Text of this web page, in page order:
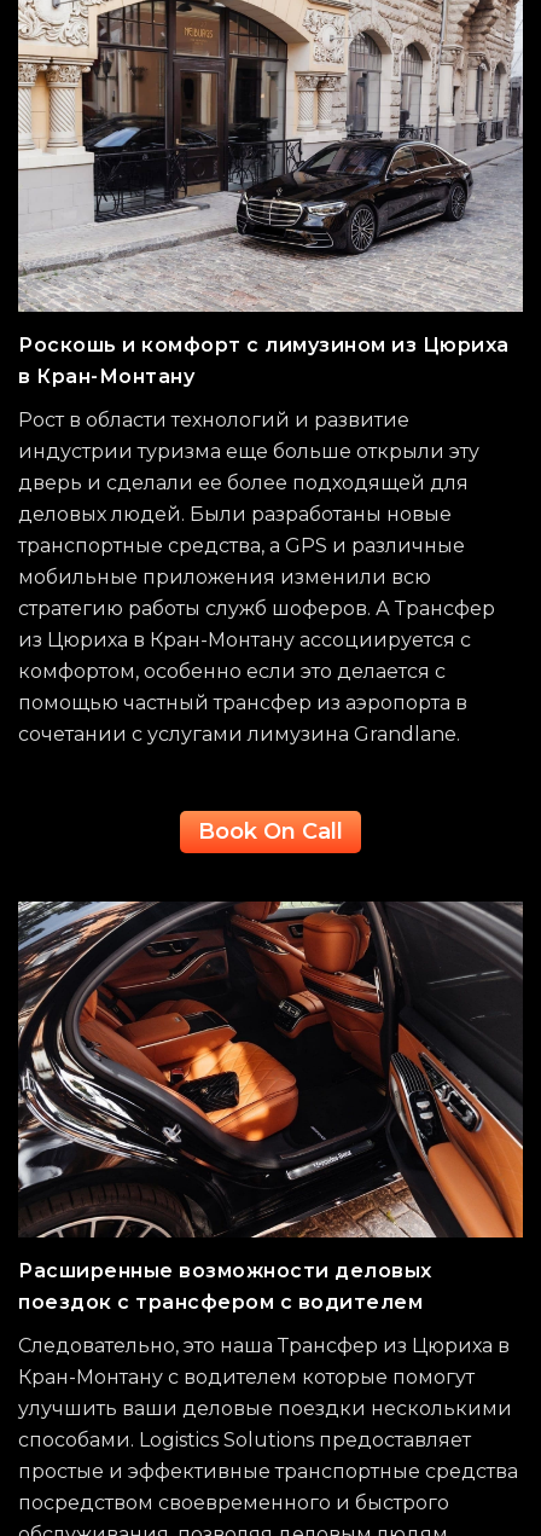
Роскошь и комфорт с лимузином из Цюриха
в Кран-Монтану
Рост в области технологий и развитие
индустрии туризма еще больше открыли эту
дверь и сделали ее более подходящей для
деловых людей. Были разработаны новые
транспортные средства, а GPS и различные
мобильные приложения изменили всю
стратегию работы служб шоферов. А Трансфер
из Цюриха в Кран-Монтану ассоциируется с
комфортом, особенно если это делается с
помощью частный трансфер из аэропорта в
сочетании с услугами лимузина Grandlane.
Book On Call
Расширенные возможности деловых
поездок с трансфером с водителем
Следовательно, это наша Трансфер из Цюриха в
Кран-Монтану с водителем которые помогут
улучшить ваши деловые поездки несколькими
способами. Logistics Solutions предоставляет
простые и эффективные транспортные средства
посредством своевременного и быстрого